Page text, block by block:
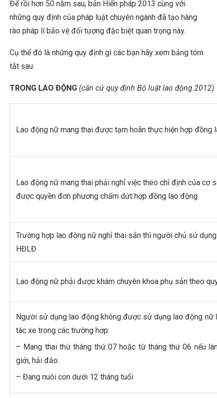
Để rồi hơn 50 năm sau, bản Hiến pháp 2013 cùng với
những quy định của pháp luật chuyên ngành đã tạo hàng
rào pháp lí bảo vệ đối tượng đặc biệt quan trọng này.
Cụ thể đó là những quy định gì các bạn hãy xem bảng tóm
tắt sau:
TRONG LAO ĐỘNG (căn cứ quy định Bộ luật lao động 2012)
Lao động nữ mang thai được tạm hoãn thực hiện hợp đồng
Lao động nữ mang thai phải nghỉ việc theo chỉ định của cơ
được quyền đơn phương chấm dứt hợp đồng lao động
Trường hợp lao động nữ nghỉ thai sản thì người chủ sử
HĐLĐ
Lao động nữ phải được khám chuyên khoa phụ sản theo
Người sử dụng lao động không được sử dụng lao động nữ
tác xe trong các trường hơp:
– Mang thai thừ tháng thứ 07 hoặc từ tháng thứ 06 nếu
giới, hải đảo.
– Đang nuôi con dưới 12 tháng tuổi